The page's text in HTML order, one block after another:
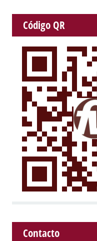
Código QR
Contacto